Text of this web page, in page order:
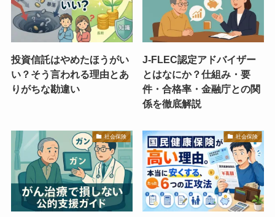
投資信託はやめたほうがい
い？そう言われる理由とあ
りがちな勘違い
J-FLEC認定アドバイザー
とはなにか？仕組み・要
件・合格率・金融庁との関
係を徹底解説
社会保険 社会保険